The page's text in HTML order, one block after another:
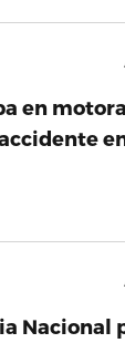
en
Nacional